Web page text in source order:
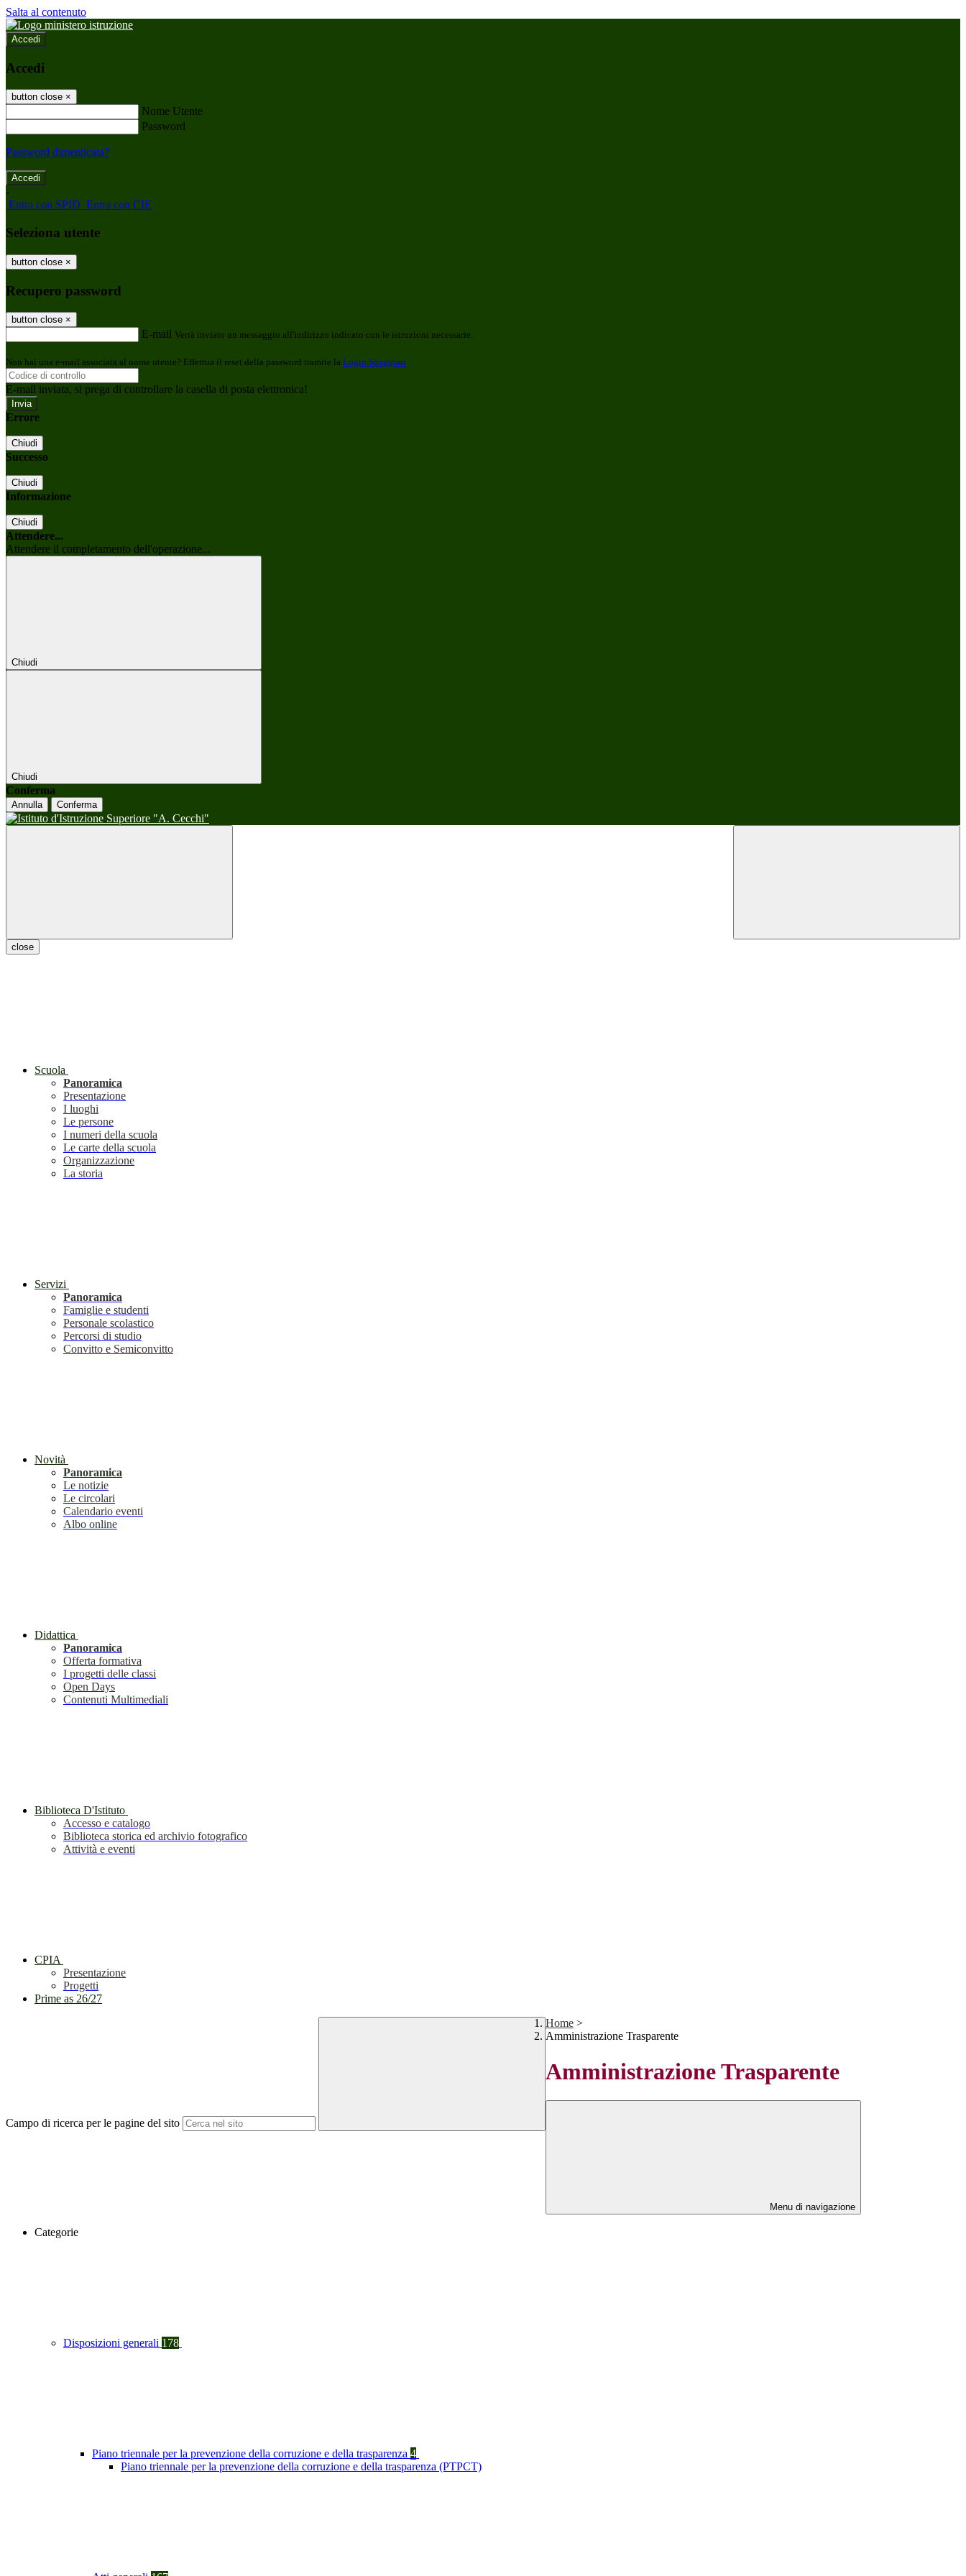
Salta al contenuto
Accedi
Accedi
button close ×
Nome Utente
Password
Password dimenticata?
-
Entra con SPID Entra con CIE
Seleziona utente
button close ×
Recupero password
button close ×
E-mail Verrà inviato un messaggio all'indirizzo indicato con le istruzioni necessarie.
Non hai una e-mail associata al nome utente? Effettua il reset della password tramite la Login Spaggiari
E-mail inviata, si prega di controllare la casella di posta elettronica!
Errore
Chiudi
Successo
Chiudi
Informazione
Chiudi
Attendere...
Attendere il completamento dell'operazione...
Chiudi
Chiudi
Conferma
Annulla Conferma
close
Scuola
Panoramica
Presentazione
I luoghi
Le persone
I numeri della scuola
Le carte della scuola
Organizzazione
La storia
Servizi
Panoramica
Famiglie e studenti
Personale scolastico
Percorsi di studio
Convitto e Semiconvitto
Novità
Panoramica
Le notizie
Le circolari
Calendario eventi
Albo online
Didattica
Panoramica
Offerta formativa
I progetti delle classi
Open Days
Contenuti Multimediali
Biblioteca D'Istituto
Accesso e catalogo
Biblioteca storica ed archivio fotografico
Attività e eventi
CPIA
Presentazione
Progetti
Prime as 26/27
Campo di ricerca per le pagine del sito
Home >
Amministrazione Trasparente
Amministrazione Trasparente
Menu di navigazione
Categorie
Disposizioni generali 178
Piano triennale per la prevenzione della corruzione e della trasparenza 4
Piano triennale per la prevenzione della corruzione e della trasparenza (PTPCT)